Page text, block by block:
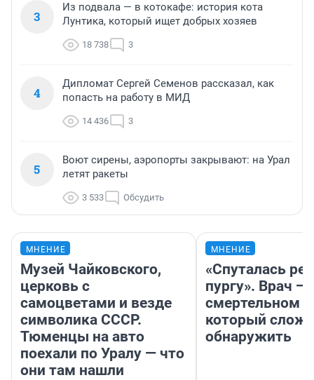
3
Из подвала — в котокафе: история кота
Лунтика, который ищет добрых хозяев
18 738 3
4
Дипломат Сергей Семенов рассказал, как
попасть на работу в МИД
14 436 3
5
Воют сирены, аэропорты закрывают: на Урал
летят ракеты
3 533 Обсудить
МНЕНИЕ
Музей Чайковского,
церковь с
самоцветами и везде
символика СССР.
Тюменцы на авто
поехали по Уралу — что
они там нашли
МНЕНИЕ
«Спуталась
пургу». Врач —
смертельном
который
обнаружить